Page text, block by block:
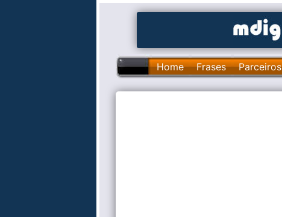
Home Frases Parceiros